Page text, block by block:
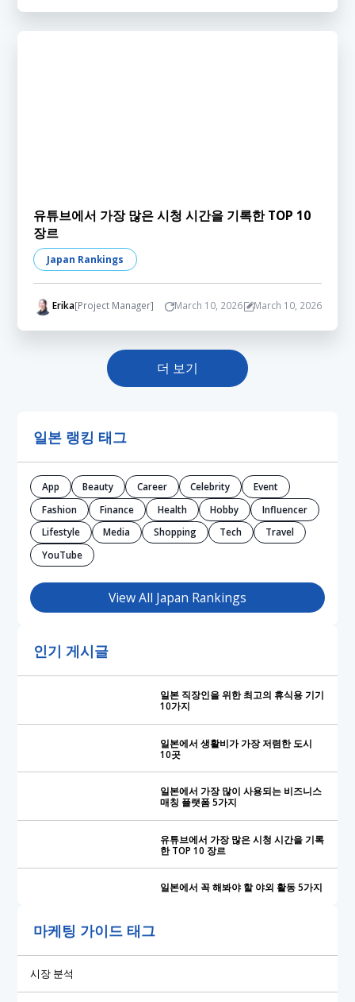
유튜브에서 가장 많은 시청 시간을 기록한 TOP 10
장르
Japan Rankings
Erika[Project Manager] March 10, 2026 March 10, 2026
더 보기
일본 랭킹 태그
App Beauty Career Celebrity
Event
Fashion
Finance Health Hobby
Influencer
Lifestyle
Media Shopping Tech
Travel
YouTube
View All Japan Rankings
인기 게시글
일본 직장인을 위한 최고의 휴식용 기기
10가지
일본에서 생활비가 가장 저렴한 도시
10곳
일본에서 가장 많이 사용되는 비즈니스
매칭 플랫폼 5가지
유튜브에서 가장 많은 시청 시간을 기록
한 TOP 10 장르
일본에서 꼭 해봐야 할 야외 활동 5가지
마케팅 가이드 태그
시장 분석